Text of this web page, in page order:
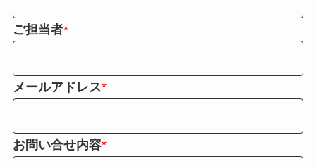
ご担当者*
メールアドレス*
お問い合せ内容*